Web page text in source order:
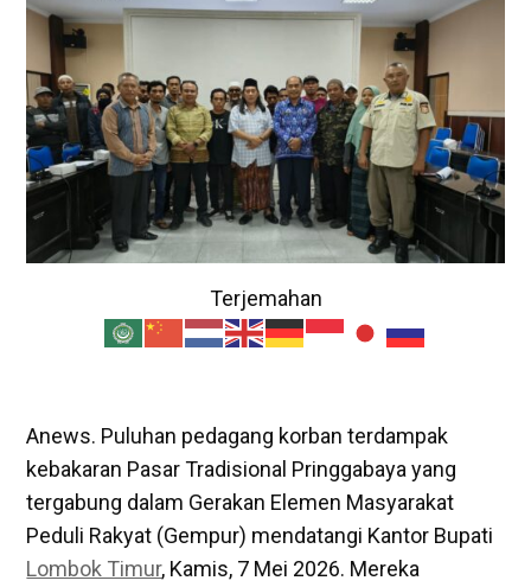
Terjemahan
Anews. Puluhan pedagang korban terdampak
kebakaran Pasar Tradisional Pringgabaya yang
tergabung dalam Gerakan Elemen Masyarakat
Peduli Rakyat (Gempur) mendatangi Kantor Bupati
Lombok Timur, Kamis, 7 Mei 2026. Mereka